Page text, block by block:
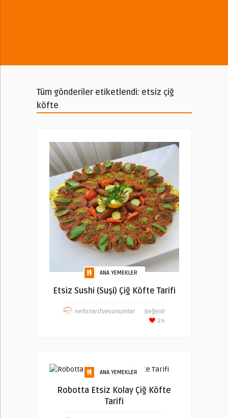
Tüm gönderiler etiketlendi: etsiz çiğ
köfte
ANA YEMEKLER
Etsiz Sushi (Suşi) Çiğ Köfte Tarifi
nefistarifvesunumlar
Beğeni!
24
ANA YEMEKLER
Robotta Etsiz Kolay Çiğ Köfte
Tarifi